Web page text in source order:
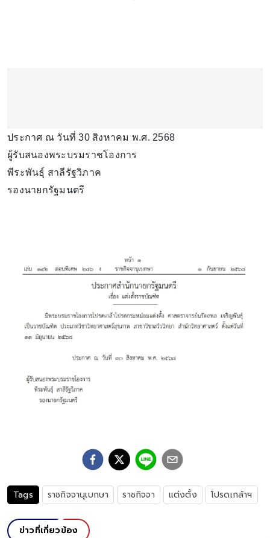
ประกาศ ณ วันที่ 30 สิงหาคม พ.ศ. 2568
ผู้รับสนองพระบรมราชโองการ
พีระพันธุ์ สาลีรัฐวิภาค
รองนายกรัฐมนตรี
Tags ราชกิจจานุเบกษา ราชกิจจา แต่งตั้ง โปรดเกล้าฯ
ข่าวที่เกี่ยวข้อง